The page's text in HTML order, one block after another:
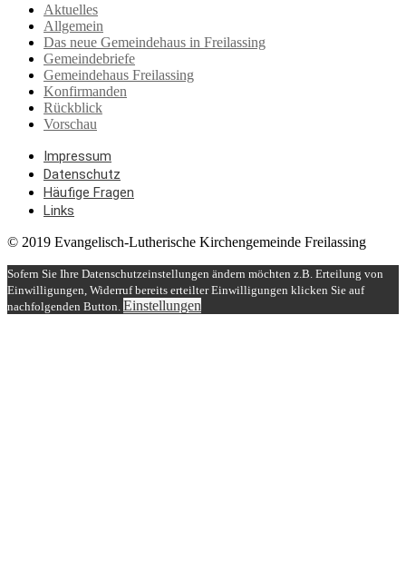
Aktuelles
Allgemein
Das neue Gemeindehaus in Freilassing
Gemeindebriefe
Gemeindehaus Freilassing
Konfirmanden
Rückblick
Vorschau
Impressum
Datenschutz
Häufige Fragen
Links
© 2019 Evangelisch-Lutherische Kirchengemeinde Freilassing
Sofern Sie Ihre Datenschutzeinstellungen ändern möchten z.B. Erteilung von
Einwilligungen, Widerruf bereits erteilter Einwilligungen klicken Sie auf
nachfolgenden Button. Einstellungen